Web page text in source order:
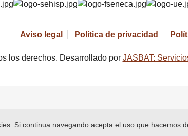
Aviso legal Política de privacidad
los derechos. Desarrollado por JASBAT:
Si continua navegando acepta el uso que hacemos